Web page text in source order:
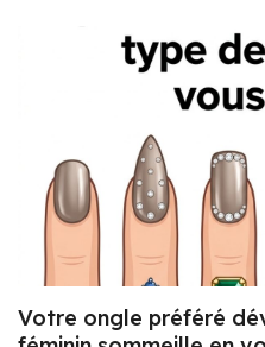
Votre ongle préféré